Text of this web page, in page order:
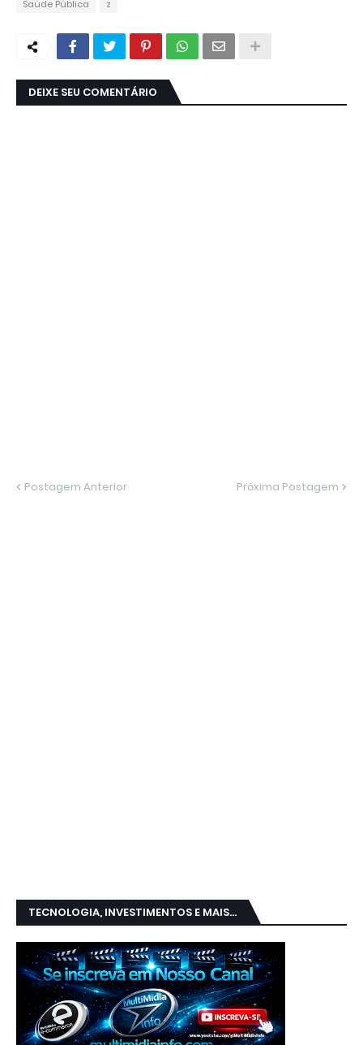
Saúde Pública z
DEIXE SEU COMENTÁRIO
Postagem Anterior Próxima Postagem
TECNOLOGIA, INVESTIMENTOS E MAIS...